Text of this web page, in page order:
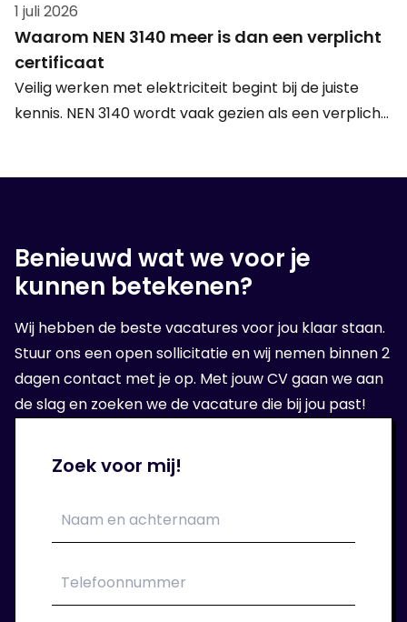
storing oplost in een technische ruimte: hoge
temperaturen vragen om een slimme aanpak. Met
deze 8 praktische tips blijf je ook tijdens warm weer
veilig, comfortabel en productief aan het werk.
1 juli 2026
Waarom NEN 3140 meer is dan een verplicht
certificaat
Veilig werken met elektriciteit begint bij de juiste
kennis. NEN 3140 wordt vaak gezien als een verplicht
Zoek voor mij!
Benieuwd wat we voor je
kunnen betekenen?
Wij hebben de beste vacatures voor jou klaar staan.
Stuur ons een open sollicitatie en wij nemen binnen 2
dagen contact met je op. Met jouw CV gaan we aan
de slag en zoeken we de vacature die bij jou past!